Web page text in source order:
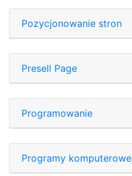
Pozycjonowanie stron
Presell Page
Programowanie
Programy komputerowe